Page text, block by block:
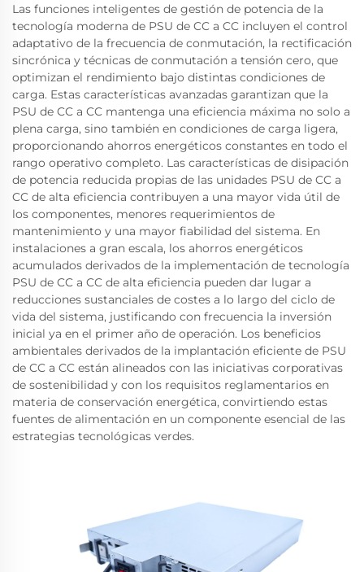
Las funciones inteligentes de gestión de potencia de la
tecnología moderna de PSU de CC a CC incluyen el control
adaptativo de la frecuencia de conmutación, la rectificación
sincrónica y técnicas de conmutación a tensión cero, que
optimizan el rendimiento bajo distintas condiciones de
carga. Estas características avanzadas garantizan que la
PSU de CC a CC mantenga una eficiencia máxima no solo a
plena carga, sino también en condiciones de carga ligera,
proporcionando ahorros energéticos constantes en todo el
rango operativo completo. Las características de disipación
de potencia reducida propias de las unidades PSU de CC a
CC de alta eficiencia contribuyen a una mayor vida útil de
los componentes, menores requerimientos de
mantenimiento y una mayor fiabilidad del sistema. En
instalaciones a gran escala, los ahorros energéticos
acumulados derivados de la implementación de tecnología
PSU de CC a CC de alta eficiencia pueden dar lugar a
reducciones sustanciales de costes a lo largo del ciclo de
vida del sistema, justificando con frecuencia la inversión
inicial ya en el primer año de operación. Los beneficios
ambientales derivados de la implantación eficiente de PSU
de CC a CC están alineados con las iniciativas corporativas
de sostenibilidad y con los requisitos reglamentarios en
materia de conservación energética, convirtiendo estas
fuentes de alimentación en un componente esencial de las
estrategias tecnológicas verdes.